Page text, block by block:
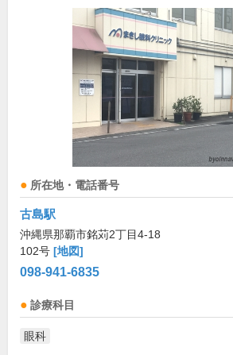
所在地・電話番号
古島駅
沖縄県那覇市銘苅2丁目4-18
102号 [地図]
098-941-6835
診療科目
眼科